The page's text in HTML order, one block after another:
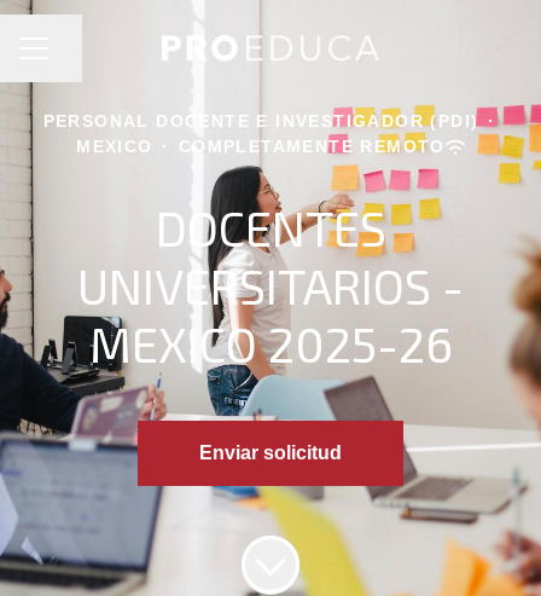
MENÚ DE EMPLEO
Compartir página
PERSONAL DOCENTE E INVESTIGADOR (PDI)
·
MEXICO
· COMPLETAMENTE REMOTO
DOCENTES
UNIVERSITARIOS -
MEXICO 2025-26
Enviar solicitud